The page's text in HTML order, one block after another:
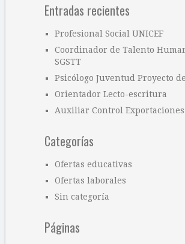
Entradas recientes
Profesional Social UNICEF
Coordinador de Talento
SGSTT
Psicólogo Juventud Proyecto
Orientador Lecto-escritura
Auxiliar Control Exportaciones
Categorías
Ofertas educativas
Ofertas laborales
Sin categoría
Páginas